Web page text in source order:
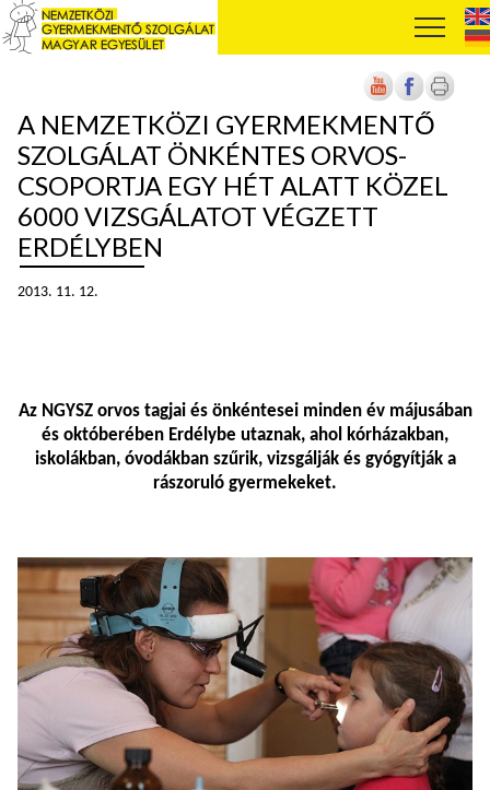
A NEMZETKÖZI GYERMEKMENTŐ
SZOLGÁLAT ÖNKÉNTES ORVOS-
CSOPORTJA EGY HÉT ALATT KÖZEL
6000 VIZSGÁLATOT VÉGZETT
ERDÉLYBEN
2013. 11. 12.
Az NGYSZ orvos tagjai és önkéntesei minden év májusában
és októberében Erdélybe utaznak, ahol kórházakban,
iskolákban, óvodákban szűrik, vizsgálják és gyógyítják a
rászoruló gyermekeket.